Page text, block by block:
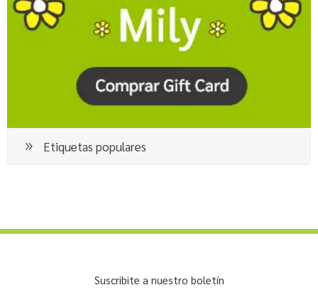
Etiquetas populares
Suscribite a nuestro boletín